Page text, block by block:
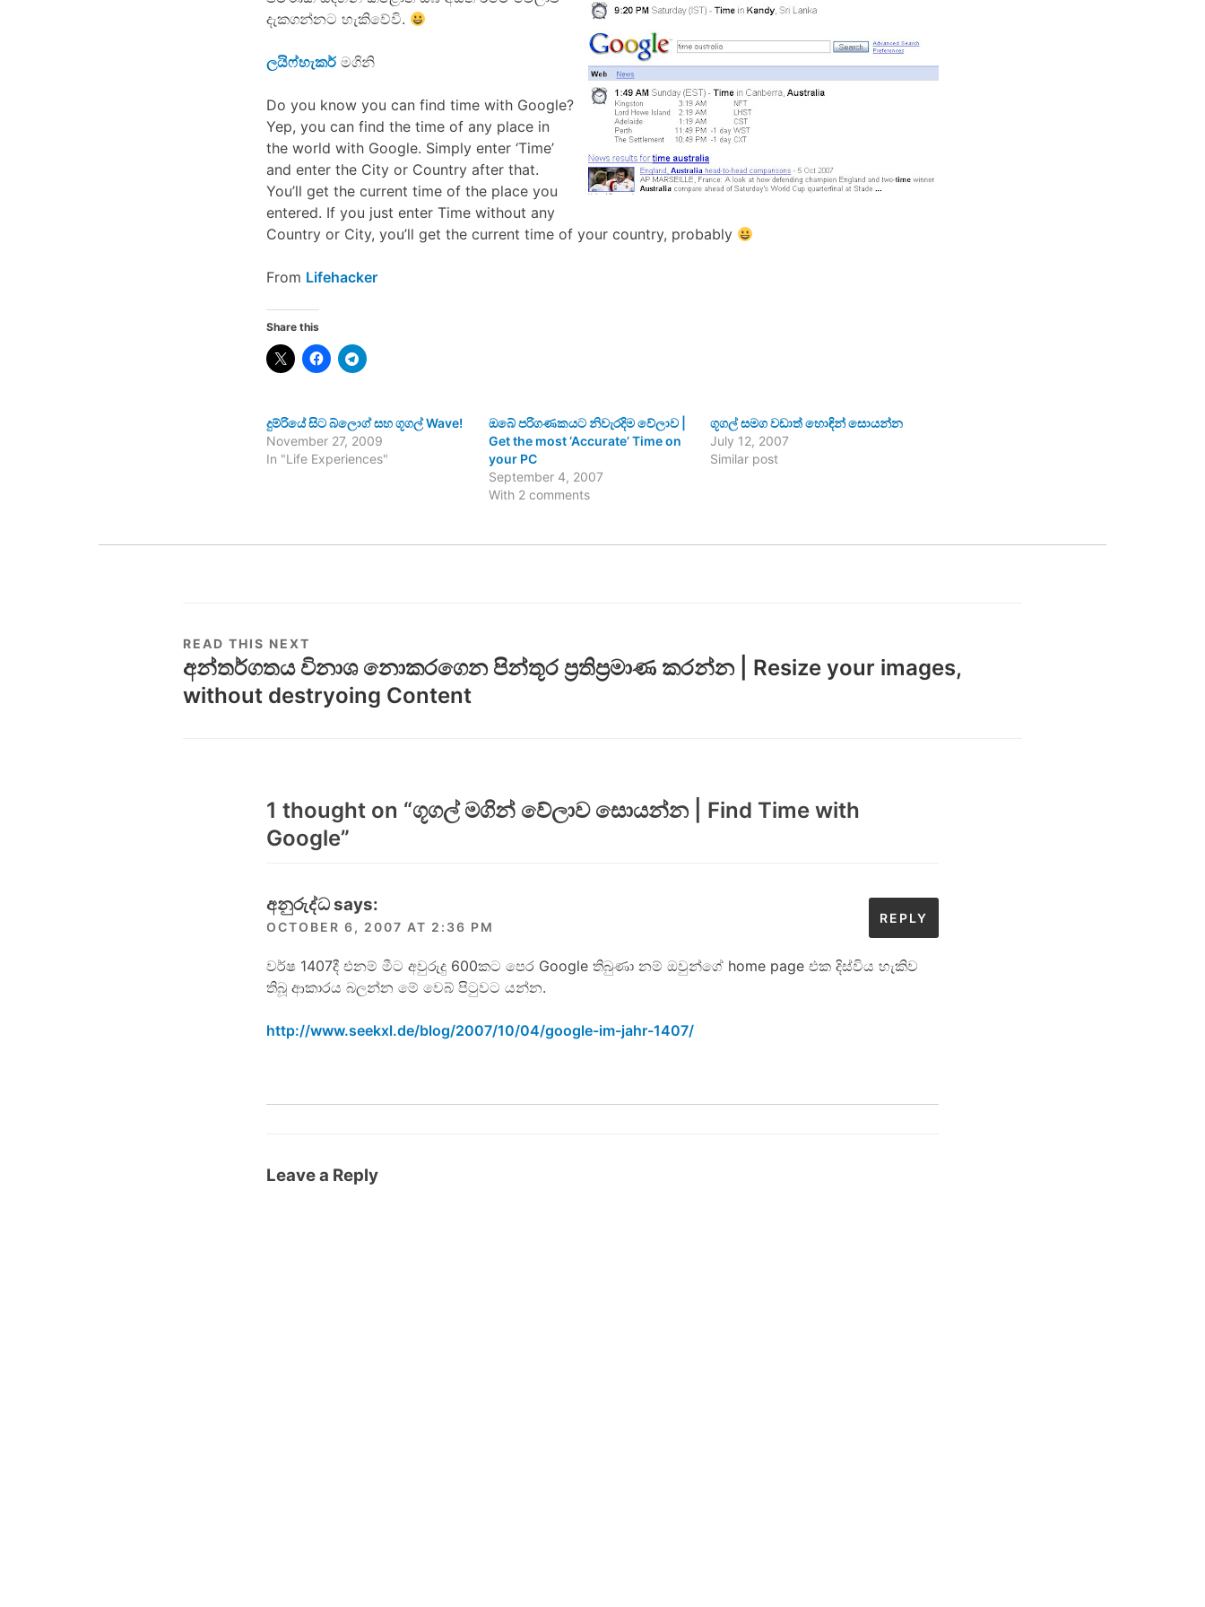
දැකගන්නට හැකිවේවි.
ලයිෆ්හැකර් මගිනි
Do you know you can find time with Google?
Yep, you can find the time of any place in
the world with Google. Simply enter ‘Time’
and enter the City or Country after that.
You’ll get the current time of the place you
entered. If you just enter Time without any
Country or City, you’ll get the current time of your country, probably
From Lifehacker
Share this
දුම්රියේ සිට බ්ලොග් සහ ගූගල් Wave!
November 27, 2009
In "Life Experiences"
ඔබේ පරිගණකයට නිවැරදිම වේලාව |
Get the most ‘Accurate’ Time on
your PC
September 4, 2007
With 2 comments
ගූගල් සමග වඩාත් හොඳින් සොයන්න
July 12, 2007
Similar post
READ THIS NEXT
අන්තර්ගතය විනාශ නොකරගෙන පින්තූර ප්‍රතිප්‍රමාණ කරන්න | Resize your images,
without destryoing Content
1 thought on “ගූගල් මගින් වේලාව සොයන්න | Find Time with
Google”
අනුරුද්ධsays:
OCTOBER 6, 2007 AT 2:36 PM
වර්ෂ 1407දී එනම් මීට අවුරුදු 600කට පෙර Google තිබුණා නම් ඔවුන්ගේ home page එක දිස්විය හැකිව
තිබූ ආකාරය බලන්න මේ වෙබ් පිටුවට යන්න.
http://www.seekxl.de/blog/2007/10/04/google-im-jahr-1407/
REPLY
Leave a Reply